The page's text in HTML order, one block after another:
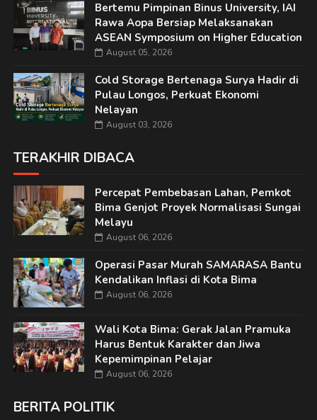
Bertemu Pimpinan Binus University, IAI
Rawa Aopa Bersiap Melaksanakan
ASEAN Symposium on Higher Education
August 05, 2026
Cold Storage Bertenaga Surya Hadir di
Pulau Longos, Perkuat Ekonomi
Nelayan
August 03, 2026
TERAKHIR DIBACA
Percepat Pembebasan Lahan, Pemkot
Bima Genjot Proyek Normalisasi Sungai
Melayu
August 06, 2026
Operasi Pasar Murah SAMARASA Bantu
Kendalikan Inflasi di Kota Bima
August 06, 2026
Wali Kota Bima: Gerak Jalan Pramuka
Harus Bentuk Karakter dan Jiwa
Kepemimpinan Pelajar
August 06, 2026
BERITA POLITIK